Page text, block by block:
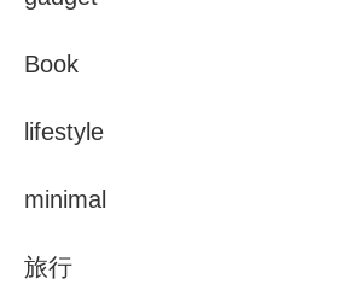
Book
lifestyle
minimal
旅行